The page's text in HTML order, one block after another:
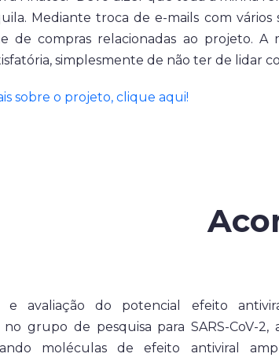
Mediante troca de e-mails com vários
de compras relacionadas ao projeto. A
simplesmente de não ter de lidar
sobre o projeto, clique aqui!
e avaliação do potencial efeito
no grupo de pesquisa para SARS-CoV-
moléculas de efeito antiviral